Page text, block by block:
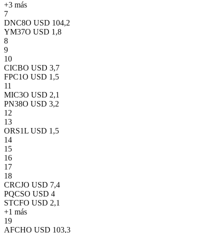
+3 más
7
DNC8O USD 104,2
YM37O USD 1,8
8
9
10
CICBO USD 3,7
FPC1O USD 1,5
11
MIC3O USD 2,1
PN38O USD 3,2
12
13
ORS1L USD 1,5
14
15
16
17
18
CRCJO USD 7,4
PQCSO USD 4
STCFO USD 2,1
+1 más
19
AFCHO USD 103,3